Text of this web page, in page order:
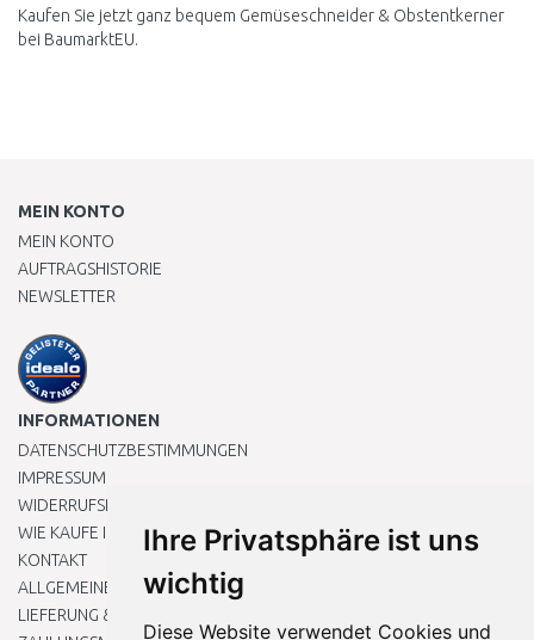
Ihre Privatsphäre ist uns
wichtig
Diese Website verwendet Cookies und
Kaufen Sie jetzt ganz bequem Gemüseschneider & Obstentkerner
bei BaumarktEU.
MEIN KONTO
MEIN KONTO
AUFTRAGSHISTORIE
NEWSLETTER
INFORMATIONEN
DATENSCHUTZBESTIMMUNGEN
IMPRESSUM
WIDERRUFSRECHT
WIE KAUFE ICH EIN?
KONTAKT
ALLGEMEINEN GESCHÄFTSBEDINGUNGEN
LIEFERUNG & ZAHLUNG